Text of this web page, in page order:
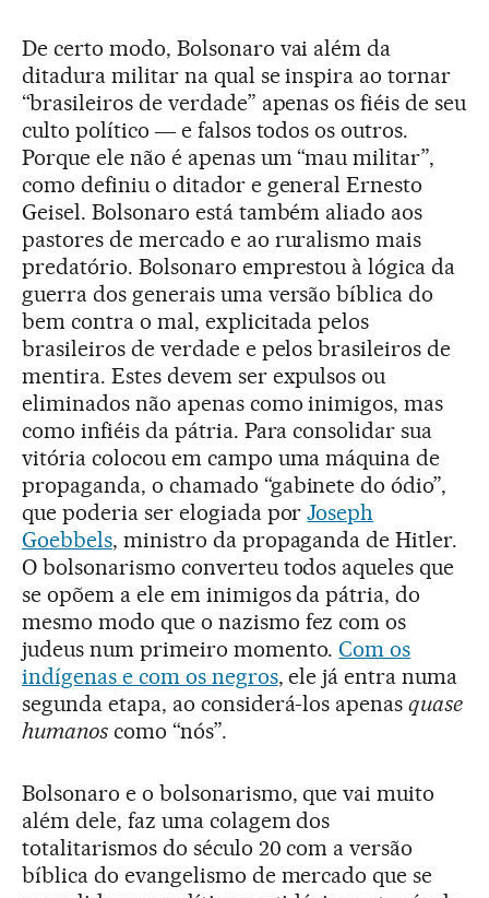
De certo modo, Bolsonaro vai além da
ditadura militar na qual se inspira ao tornar
“brasileiros de verdade” apenas os fiéis de seu
culto político ― e falsos todos os outros.
Porque ele não é apenas um “mau militar”,
como definiu o ditador e general Ernesto
Geisel. Bolsonaro está também aliado aos
pastores de mercado e ao ruralismo mais
predatório. Bolsonaro emprestou à lógica da
guerra dos generais uma versão bíblica do
bem contra o mal, explicitada pelos
brasileiros de verdade e pelos brasileiros de
mentira. Estes devem ser expulsos ou
eliminados não apenas como inimigos, mas
como infiéis da pátria. Para consolidar sua
vitória colocou em campo uma máquina de
propaganda, o chamado “gabinete do ódio”,
que poderia ser elogiada porJoseph
Goebbels, ministro da propaganda de Hitler.
O bolsonarismo converteu todos aqueles que
se opõem a ele em inimigos da pátria, do
mesmo modo que o nazismo fez com os
judeus num primeiro momento.Com os
indígenas e com os negros, ele já entra numa
segunda etapa, ao considerá-los apenasquase
humanoscomo “nós”.
Bolsonaro e o bolsonarismo, que vai muito
além dele, faz uma colagem dos
totalitarismos do século 20 com a versão
bíblica do evangelismo de mercado que se